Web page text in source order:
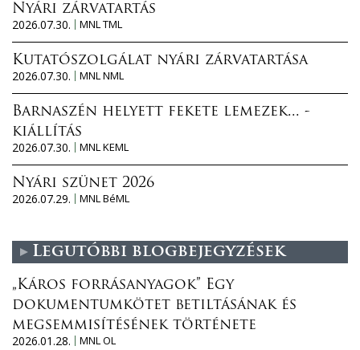
Nyári zárvatartás
2026.07.30.
MNL TML
Kutatószolgálat nyári zárvatartása
2026.07.30.
MNL NML
Barnaszén helyett fekete lemezek... -
kiállítás
2026.07.30.
MNL KEML
Nyári szünet 2026
2026.07.29.
MNL BéML
Legutóbbi blogbejegyzések
„Káros forrásanyagok” Egy
dokumentumkötet betiltásának és
megsemmisítésének története
2026.01.28.
MNL OL